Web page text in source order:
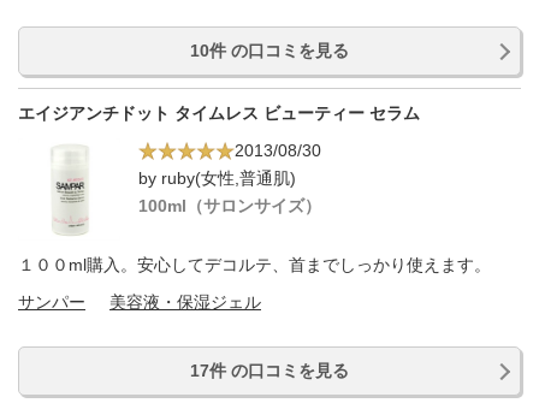
10件 の口コミを見る
エイジアンチドット タイムレス ビューティー セラム
2013/08/30
by ruby(女性,普通肌)
100ml（サロンサイズ）
１００ml購入。安心してデコルテ、首までしっかり使えます。
サンパー
美容液・保湿ジェル
17件 の口コミを見る